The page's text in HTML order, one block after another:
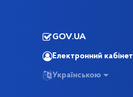
GOV.UA
Електронний кабінет
Українською